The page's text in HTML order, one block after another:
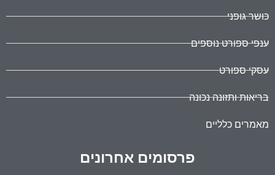
כושר גופני
ענפי ספורט נוספים
עסקי ספורט
בריאות ותזונה נכונה
מאמרים כלליים
פרסומים אחרונים